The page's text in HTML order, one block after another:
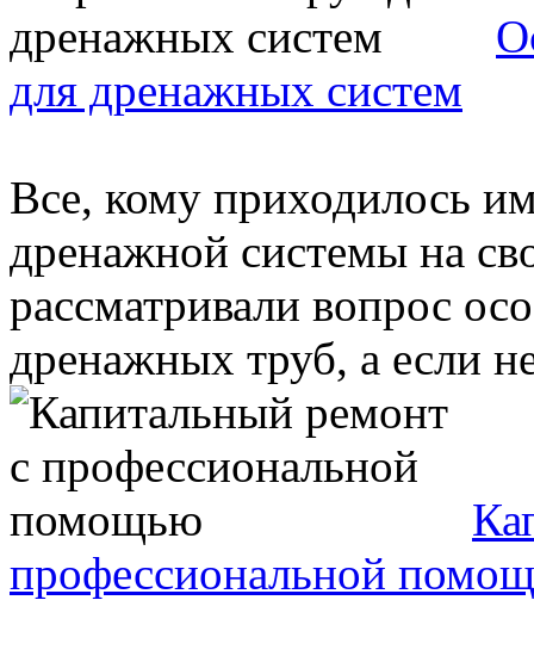
для дренажных систем
Все, кому приходилось
дренажной системы на
рассматривали вопрос
дренажных труб, а если
профессиональной